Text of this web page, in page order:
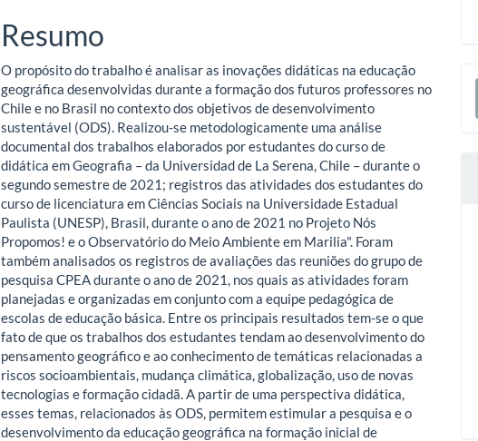
Resumo
O propósito do trabalho é analisar as inovações didáticas na educação
geográfica desenvolvidas durante a formação dos futuros professores no
Chile e no Brasil no contexto dos objetivos de desenvolvimento
sustentável (ODS). Realizou-se metodologicamente uma análise
documental dos trabalhos elaborados por estudantes do curso de
didática em Geografia – da Universidad de La Serena, Chile – durante o
segundo semestre de 2021; registros das atividades dos estudantes do
curso de licenciatura em Ciências Sociais na Universidade Estadual
Paulista (UNESP), Brasil, durante o ano de 2021 no Projeto Nós
Propomos! e o Observatório do Meio Ambiente em Marilia". Foram
também analisados os registros de avaliações das reuniões do grupo de
pesquisa CPEA durante o ano de 2021, nos quais as atividades foram
planejadas e organizadas em conjunto com a equipe pedagógica de
escolas de educação básica. Entre os principais resultados tem-se o que
fato de que os trabalhos dos estudantes tendam ao desenvolvimento do
pensamento geográfico e ao conhecimento de temáticas relacionadas a
riscos socioambientais, mudança climática, globalização, uso de novas
tecnologias e formação cidadã. A partir de uma perspectiva didática,
esses temas, relacionados às ODS, permitem estimular a pesquisa e o
desenvolvimento da educação geográfica na formação inicial de